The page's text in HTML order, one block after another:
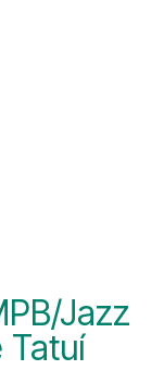
Jazz
Tatuí